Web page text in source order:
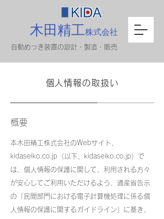
木田精工株式会社
自動めっき装置の設計・製造・販売
個人情報の取扱い
概要
本木田精工株式会社のWebサイト、
kidaseiko.co.jp（以下、kidaseiko.co.jp）で
は、個人情報の保護に関して、利用される方々
が安心してご利用いただけるよう、通産省告示
の「民間部門における電子計算機処理に係る個
人情報の保護に関するガイドライン」に基き、